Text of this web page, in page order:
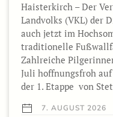
Haisterkirch – Der
Landvolks (VKL) der
auch jetzt im
traditionelle
Zahlreiche
Juli hoffnungsfroh auf
der 1. Etappe von
7. AUGUST 2026